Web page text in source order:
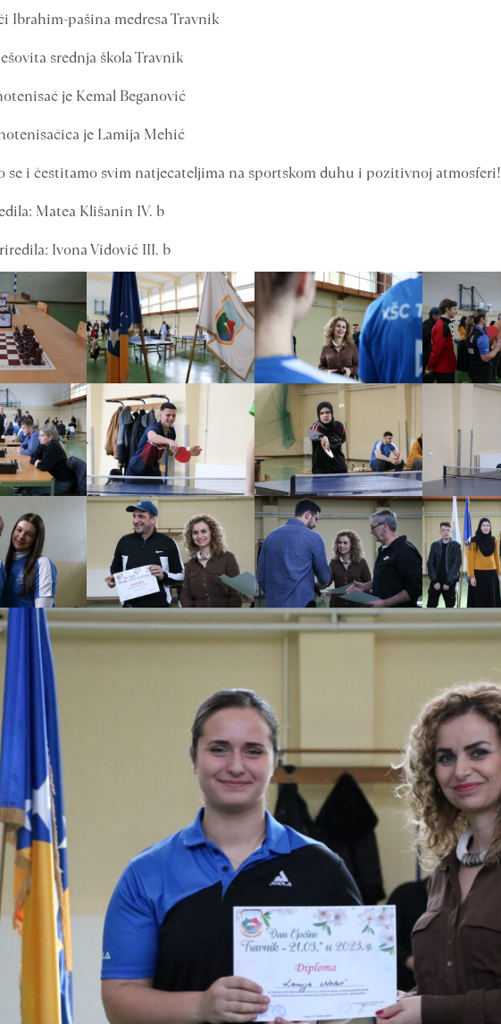
Ibrahim-pašina medresa Travnik
srednja škola Travnik
je Kemal Beganović
je Lamija Mehić
se i čestitamo svim natjecateljima na sportskom duhu i pozitivnoj atmosferi!
Matea Klišanin IV. b
Ivona Vidović III. b